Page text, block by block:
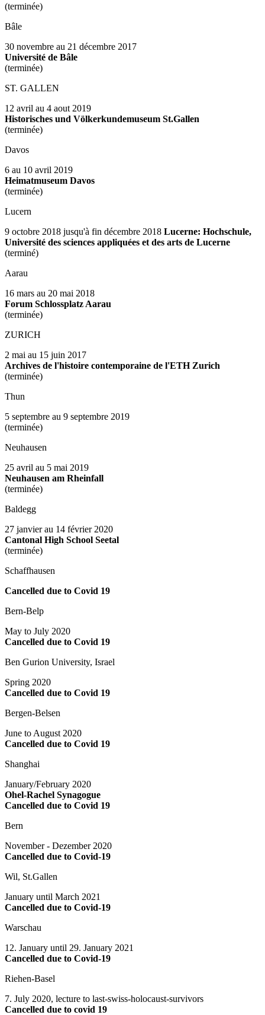
(terminée)
Bâle
30 novembre au 21 décembre 2017
Université de Bâle
(terminée)
ST. GALLEN
12 avril au 4 aout 2019
Historisches und Völkerkundemuseum St.Gallen
(terminée)
Davos
6 au 10 avril 2019
Heimatmuseum Davos
(terminée)
Lucern
9 octobre 2018 jusqu'à fin décembre 2018 Lucerne: Hochschule,
Université des sciences appliquées et des arts de Lucerne
(terminé)
Aarau
16 mars au 20 mai 2018
Forum Schlossplatz Aarau
(terminée)
ZURICH
2 mai au 15 juin 2017
Archives de l'histoire contemporaine de l'ETH Zurich
(terminée)
Thun
5 septembre au 9 septembre 2019
(terminée)
Neuhausen
25 avril au 5 mai 2019
Neuhausen am Rheinfall
(terminée)
Baldegg
27 janvier au 14 février 2020
Cantonal High School Seetal
(terminée)
Schaffhausen
Cancelled due to Covid 19
Bern-Belp
May to July 2020
Cancelled due to Covid 19
Ben Gurion University, Israel
Spring 2020
Cancelled due to Covid 19
Bergen-Belsen
June to August 2020
Cancelled due to Covid 19
Shanghai
January/February 2020
Ohel-Rachel Synagogue
Cancelled due to Covid 19
Bern
November - Dezember 2020
Cancelled due to Covid-19
Wil, St.Gallen
January until March 2021
Cancelled due to Covid-19
Warschau
12. January until 29. January 2021
Cancelled due to Covid-19
Riehen-Basel
7. July 2020, lecture to last-swiss-holocaust-survivors
Cancelled due to covid 19